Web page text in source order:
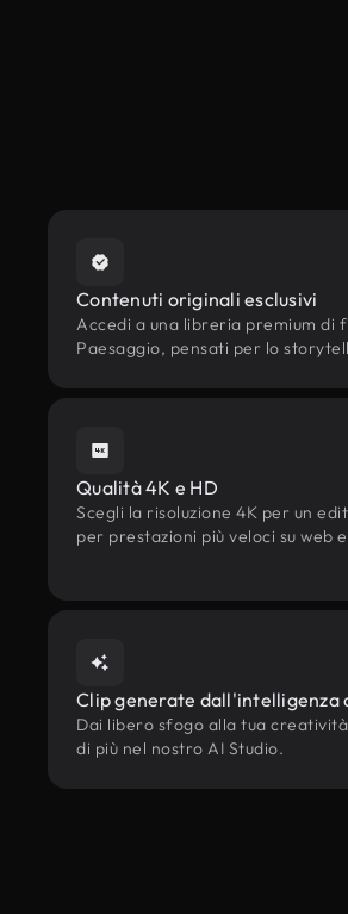
Contenuti originali esclusivi
Accedi a una libreria premium
Paesaggio, pensati per lo
Qualità 4K e HD
Scegli la risoluzione 4K per un
per prestazioni più veloci su web
Clip generate
Dai libero sfogo alla tua
di più nel nostro AI Studio.